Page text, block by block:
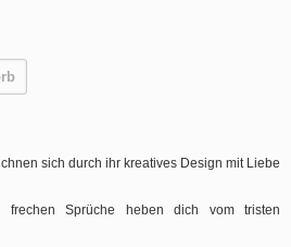
sich durch ihr kreatives Design mit Liebe
frechen Sprüche heben dich vom tristen